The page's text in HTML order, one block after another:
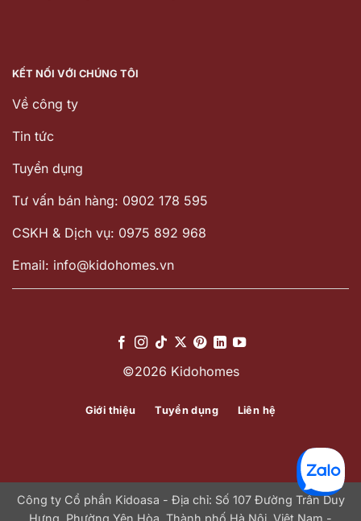
KẾT NỐI VỚI CHÚNG TÔI
Về công ty
Tin tức
Tuyển dụng
Tư vấn bán hàng: 0902 178 595
CSKH & Dịch vụ: 0975 892 968
Email: info@kidohomes.vn
©2026 Kidohomes
Giới thiệu Tuyển dụng Liên hệ
Công ty Cổ phần Kidoasa - Địa chỉ: Số 107 Đường Trần Duy